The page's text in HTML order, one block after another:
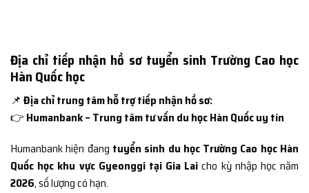
Địa chỉ tiếp nhận hồ sơ tuyển sinh Trường Cao học
Hàn Quốc học
📌 Địa chỉ trung tâm hỗ trợ tiếp nhận hồ sơ:
👉 Humanbank – Trung tâm tư vấn du học Hàn Quốc uy tín
Humanbank hiện đang tuyển sinh du học Trường Cao học Hàn
Quốc học khu vực Gyeonggi tại Gia Lai cho kỳ nhập học năm
2026, số lượng có hạn.